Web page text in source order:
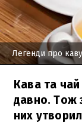
Легенди про
Кава та
давно. Тож
них